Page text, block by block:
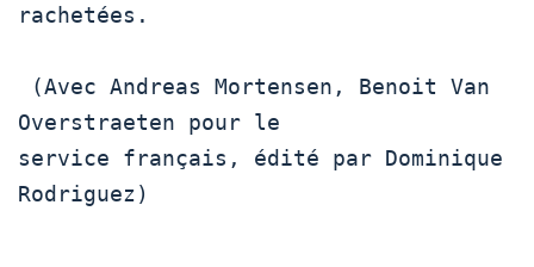
rachetées.
Overstraeten pour le
service français, édité par Dominique
Rodriguez)